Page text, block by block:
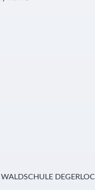
WALDSCHULE